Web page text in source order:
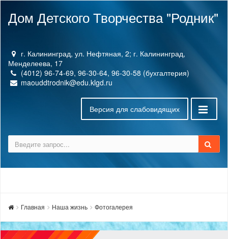
Дом Детского Творчества "Родник"
г. Калининград, ул. Нефтяная, 2; г. Калининград,
Менделеева, 17
(4012) 96-74-69, 96-30-64, 96-30-58 (бухгалтерия)
maouddtrodnik@edu.klgd.ru
Версия для слабовидящих
Главная Наша жизнь Фотогалерея